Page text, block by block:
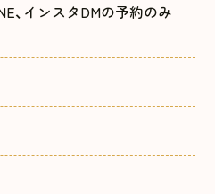
、インスタDMの予約のみ